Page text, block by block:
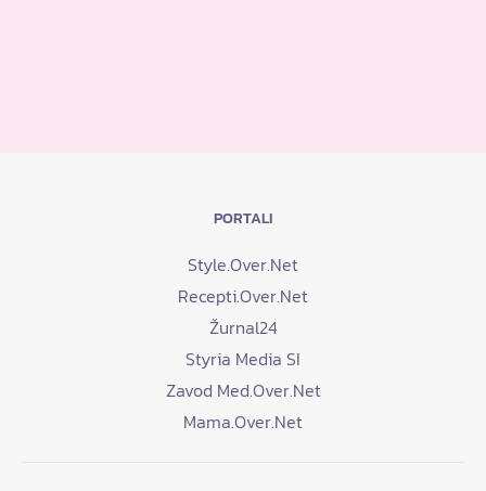
PORTALI
Style.Over.Net
Recepti.Over.Net
Žurnal24
Styria Media SI
Zavod Med.Over.Net
Mama.Over.Net